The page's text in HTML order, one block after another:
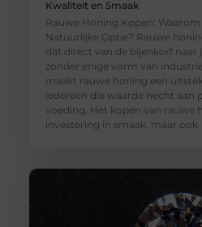
Kwaliteit en Smaak
Rauwe Honing Kopen:
Natuurlijke Optie? Rauwe
dat direct van de bijenkorf naar
zonder enige vorm van
maakt rauwe honing een
iedereen die waarde hecht aan
voeding. Het kopen van rauwe
investering in smaak, maar ook